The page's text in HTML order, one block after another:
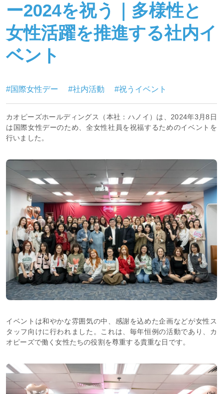
ー2024を祝う｜多様性と
女性活躍を推進する社内イ
ベント
#国際女性デー #社内活動 #祝うイベント
カオピーズホールディングス（本社：ハノイ）は、2024年3月8日
は国際女性デーのため、全女性社員を祝福するためのイベントを
行いました。
イベントは和やかな雰囲気の中、感謝を込めた企画などが女性ス
タッフ向けに行われました。これは、毎年恒例の活動であり、カ
オピーズで働く女性たちの役割を尊重する貴重な日です。